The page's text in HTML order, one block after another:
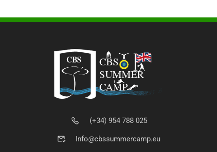
(+34) 954 788 025
Info@cbssummercamp.eu